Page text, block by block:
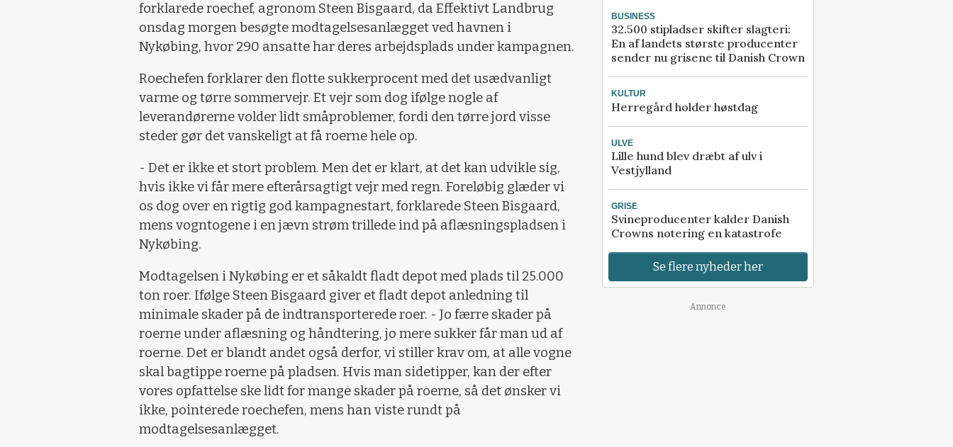
forklarede roechef, agronom Steen Bisgaard, da Effektivt Landbrug
onsdag morgen besøgte modtagelsesanlægget ved havnen i
Nykøbing, hvor 290 ansatte har deres arbejdsplads under kampagnen.
Roechefen forklarer den flotte sukkerprocent med det usædvanligt
varme og tørre sommervejr. Et vejr som dog ifølge nogle af
leverandørerne volder lidt småproblemer, fordi den tørre jord visse
steder gør det vanskeligt at få roerne hele op.
- Det er ikke et stort problem. Men det er klart, at det kan udvikle sig,
hvis ikke vi får mere efterårsagtigt vejr med regn. Foreløbig glæder vi
os dog over en rigtig god kampagnestart, forklarede Steen Bisgaard,
mens vogntogene i en jævn strøm trillede ind på aflæsningspladsen i
Nykøbing.
Modtagelsen i Nykøbing er et såkaldt fladt depot med plads til 25.000
ton roer. Ifølge Steen Bisgaard giver et fladt depot anledning til
minimale skader på de indtransporterede roer. - Jo færre skader på
roerne under aflæsning og håndtering, jo mere sukker får man ud af
roerne. Det er blandt andet også derfor, vi stiller krav om, at alle vogne
skal bagtippe roerne på pladsen. Hvis man sidetipper, kan der efter
vores opfattelse ske lidt for mange skader på roerne, så det ønsker vi
ikke, pointerede roechefen, mens han viste rundt på
modtagelsesanlægget.
BUSINESS
32.500 stipladser skifter slagteri:
En af landets største producenter
sender nu grisene til Danish Crown
KULTUR
Herregård holder høstdag
ULVE
Lille hund blev dræbt af ulv i
Vestjylland
GRISE
Svineproducenter kalder Danish
Crowns notering en katastrofe
Se flere nyheder her
Annonce